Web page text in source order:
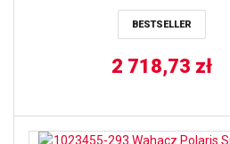
BESTSELLER
2 718,73 zł